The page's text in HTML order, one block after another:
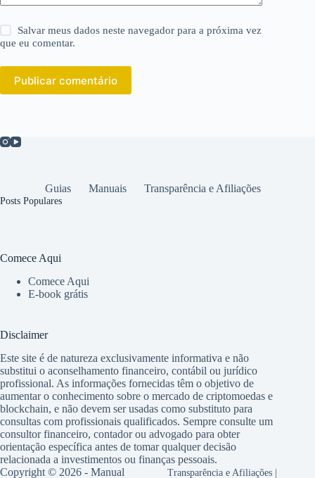
Salvar meus dados neste navegador para a próxima vez
que eu comentar.
Publicar comentário
Guias Manuais Transparência e Afiliações
Posts Populares
Comece Aqui
Comece Aqui
E-book grátis
Disclaimer
Este site é de natureza exclusivamente informativa e não
substitui o aconselhamento financeiro, contábil ou jurídico
profissional. As informações fornecidas têm o objetivo de
aumentar o conhecimento sobre o mercado de criptomoedas e
blockchain, e não devem ser usadas como substituto para
consultas com profissionais qualificados. Sempre consulte um
consultor financeiro, contador ou advogado para obter
orientação específica antes de tomar qualquer decisão
relacionada a investimentos ou finanças pessoais.
Copyright © 2026 - Manual
Transparência e Afiliações |